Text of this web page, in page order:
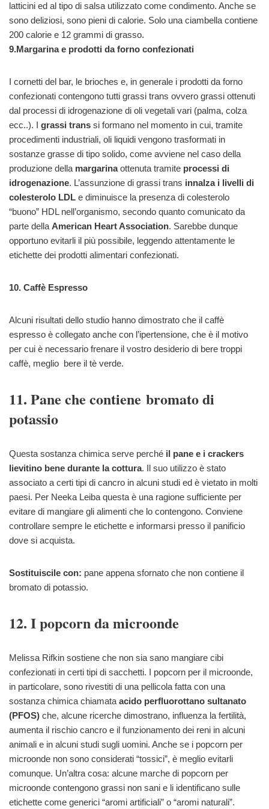
latticini ed al tipo di salsa utilizzato come condimento. Anche se
sono deliziosi, sono pieni di calorie. Solo una ciambella contiene
200 calorie e 12 grammi di grasso.
9.Margarina e prodotti da forno confezionati
I cornetti del bar, le brioches e, in generale i prodotti da forno
confezionati contengono tutti grassi trans ovvero grassi ottenuti
dal processi di idrogenazione di oli vegetali vari (palma, colza
ecc..). I grassi trans si formano nel momento in cui, tramite
procedimenti industriali, oli liquidi vengono trasformati in
sostanze grasse di tipo solido, come avviene nel caso della
produzione della margarinaottenuta tramite processi di
idrogenazione. L’assunzione di grassi trans innalza i livelli di
colesterolo LDL e diminuisce la presenza di colesterolo
“buono” HDL nell’organismo, secondo quanto comunicato da
parte della American Heart Association. Sarebbe dunque
opportuno evitarli il più possibile, leggendo attentamente le
etichette dei prodotti alimentari confezionati.
10. Caffè Espresso
Alcuni risultati dello studio hanno dimostrato che il caffè
espresso è collegato anche con l’ipertensione, che è il motivo
per cui è necessario frenare il vostro desiderio di bere troppi
caffè, meglio bere il tè verde.
11. Pane che contiene bromato di
potassio
Questa sostanza chimica serve perché il pane e i crackers
lievitino bene durante la cottura. Il suo utilizzo è stato
associato a certi tipi di cancro in alcuni studi ed è vietato in molti
paesi. Per Neeka Leiba questa è una ragione sufficiente per
evitare di mangiare gli alimenti che lo contengono. Conviene
controllare sempre le etichette e informarsi presso il panificio
dove si acquista.
Sostituiscile con: pane appena sfornato che non contiene il
bromato di potassio.
12. I popcorn da microonde
Melissa Rifkin sostiene che non sia sano mangiare cibi
confezionati in certi tipi di sacchetti. I popcorn per il microonde,
in particolare, sono rivestiti di una pellicola fatta con una
sostanza chimica chiamata acido perfluorottano sultanato
(PFOS) che, alcune ricerche dimostrano, influenza la fertilità,
aumenta il rischio cancro e il funzionamento dei reni in alcuni
animali e in alcuni studi sugli uomini. Anche se i popcorn per
microonde non sono considerati “tossici”, è meglio evitarli
comunque. Un’altra cosa: alcune marche di popcorn per
microonde contengono grassi non sani e li identificano sulle
etichette come generici “aromi artificiali” o “aromi naturali”.